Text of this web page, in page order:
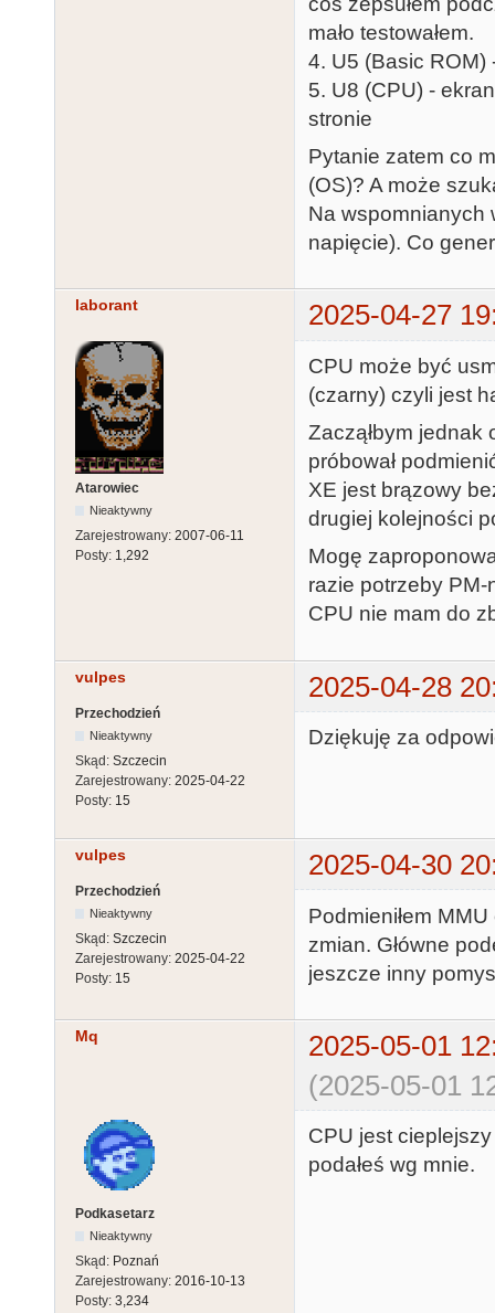
mało testowałem.
4. U5 (Basic
5. U8 (CPU) -
stronie
Pytanie zatem co
(OS)? A może
Na wspomnianych
napięcie). Co
laborant 2025-04-27
Atarowiec
Nieaktywny
Zarejestrowany: 2007-06-11
Posty: 1,292
CPU może być
(czarny) czyli jest
Zacząłbym jednak
próbował
XE jest brązowy
drugiej kolejności
Mogę
razie potrzeby PM-
CPU nie mam do
vulpes 2025-04-28
Przechodzień
Nieaktywny
Skąd: Szczecin
Zarejestrowany: 2025-04-22
Posty: 15
Dziękuję za
vulpes 2025-04-30
Przechodzień
Nieaktywny
Skąd: Szczecin
Zarejestrowany: 2025-04-22
Posty: 15
Podmieniłem
zmian. Główne
jeszcze inny
Mq
2025-05-01
(2025-05-01
Podkasetarz
Nieaktywny
Skąd: Poznań
Zarejestrowany: 2016-10-13
Posty: 3,234
CPU jest
podałeś wg mnie.